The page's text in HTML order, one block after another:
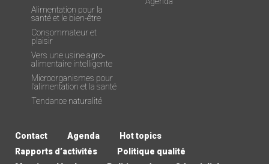
Alimentation pour la
santé et le bien-être
Consommateur et
plaisir
Vers une usine agro-
alimentaire intelligente
Microorganismes pour
l’alimentation et la santé
Tendance naturalité
Contact Agenda
Hot topics
Rapports d’activités
Politique qualité